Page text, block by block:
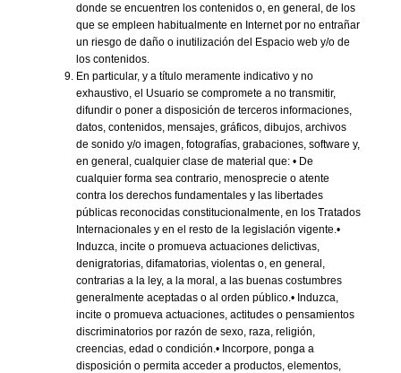
donde se encuentren los contenidos o, en general, de los
que se empleen habitualmente en Internet por no entrañar
un riesgo de daño o inutilización del Espacio web y/o de
los contenidos.
En particular, y a título meramente indicativo y no
exhaustivo, el Usuario se compromete a no transmitir,
difundir o poner a disposición de terceros informaciones,
datos, contenidos, mensajes, gráficos, dibujos, archivos
de sonido y/o imagen, fotografías, grabaciones, software y,
en general, cualquier clase de material que: • De
cualquier forma sea contrario, menosprecie o atente
contra los derechos fundamentales y las libertades
públicas reconocidas constitucionalmente, en los Tratados
Internacionales y en el resto de la legislación vigente.•
Induzca, incite o promueva actuaciones delictivas,
denigratorias, difamatorias, violentas o, en general,
contrarias a la ley, a la moral, a las buenas costumbres
generalmente aceptadas o al orden público.• Induzca,
incite o promueva actuaciones, actitudes o pensamientos
discriminatorios por razón de sexo, raza, religión,
creencias, edad o condición.• Incorpore, ponga a
disposición o permita acceder a productos, elementos,